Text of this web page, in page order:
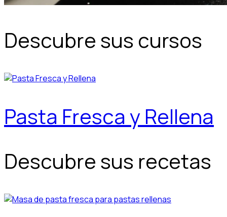
Descubre sus cursos
Pasta Fresca y Rellena
Descubre sus recetas